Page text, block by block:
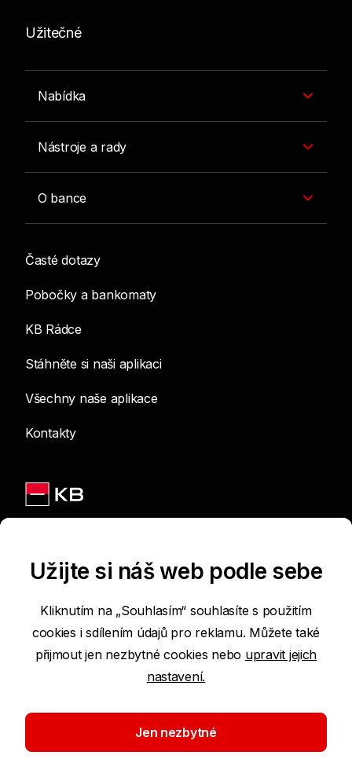
Užitečné
Nabídka
Nástroje a rady
O bance
Časté dotazy
Pobočky a bankomaty
KB Rádce
Stáhněte si naši aplikaci
Všechny naše aplikace
Kontakty
Podmínky používání internetových stránek
Prohlášení o přístupnosti
Ochrana osobních údajů
Užijte si náš web podle sebe
Kliknutím na „Souhlasím“ souhlasíte s použitím
cookies i sdílením údajů pro reklamu. Můžete také
přijmout jen nezbytné cookies nebo upravit jejich
nastavení.
Jen nezbytné